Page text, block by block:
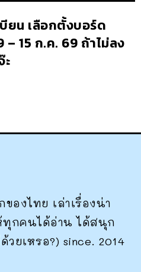
ยน เลือกตั้งบอร์ด
– 15 ก.ค. 69 ถ้าไม่ลง
องไทย เล่าเรื่องน่า
กคนได้อ่าน ได้สนุก
วยเหรอ?) since. 2014